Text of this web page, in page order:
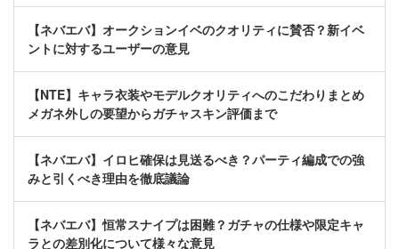
【ネバエバ】オークションイベのクオリティに賛否？新イベ
ントに対するユーザーの意見
【NTE】キャラ衣装やモデルクオリティへのこだわりまとめ
メガネ外しの要望からガチャスキン評価まで
【ネバエバ】イロヒ確保は見送るべき？パーティ編成での強
みと引くべき理由を徹底議論
【ネバエバ】恒常スナイプは困難？ガチャの仕様や限定キャ
ラとの差別化について様々な意見